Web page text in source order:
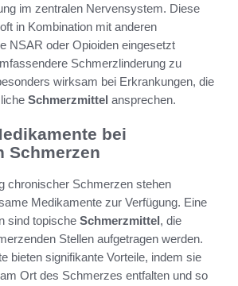
im zentralen Nervensystem. Diese
in Kombination mit anderen
NSAR oder Opioiden eingesetzt
Schmerzlinderung zu
wirksam bei Erkrankungen, die
Schmerzmittel ansprechen.
bei
Schmerzen
chronischer Schmerzen stehen
Medikamente zur Verfügung. Eine
sind topische Schmerzmittel, die
Stellen aufgetragen werden.
bieten signifikante Vorteile, indem sie
Ort des Schmerzes entfalten und so